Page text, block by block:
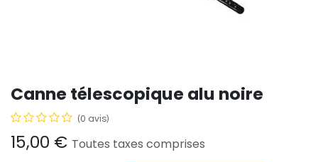
Canne télescopique alu noire
(0 avis)
15,00 € Toutes taxes comprises